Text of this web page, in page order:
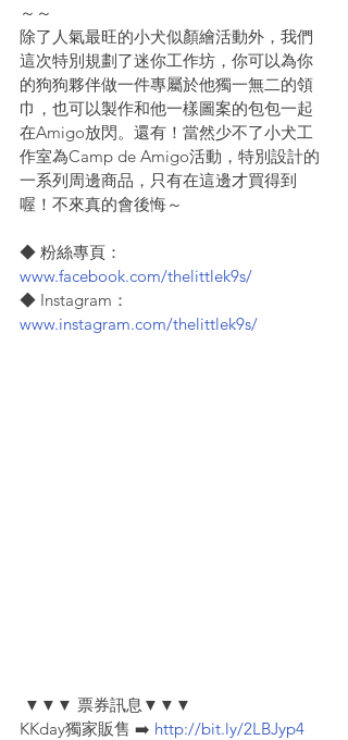
～～
除了人氣最旺的小犬似顏繪活動外，我們
這次特別規劃了迷你工作坊，你可以為你
的狗狗夥伴做一件專屬於他獨一無二的領
巾，也可以製作和他一樣圖案的包包一起
在Amigo放閃。還有！當然少不了小犬工
作室為Camp de Amigo活動，特別設計的
一系列周邊商品，只有在這邊才買得到
喔！不來真的會後悔～
◆ 粉絲專頁：
www.facebook.com/thelittlek9s/
◆ Instagram：
www.instagram.com/thelittlek9s/
▼▼▼ 票券訊息▼▼▼
KKday獨家販售 ➡️ http://bit.ly/2LBJyp4